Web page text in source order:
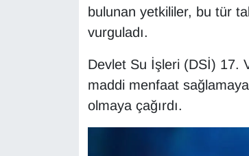
bulunan yetkililer, bu tür
vurguladı.
Devlet Su İşleri (DSİ) 17.
maddi menfaat
olmaya çağırdı.
Kamu Alımları